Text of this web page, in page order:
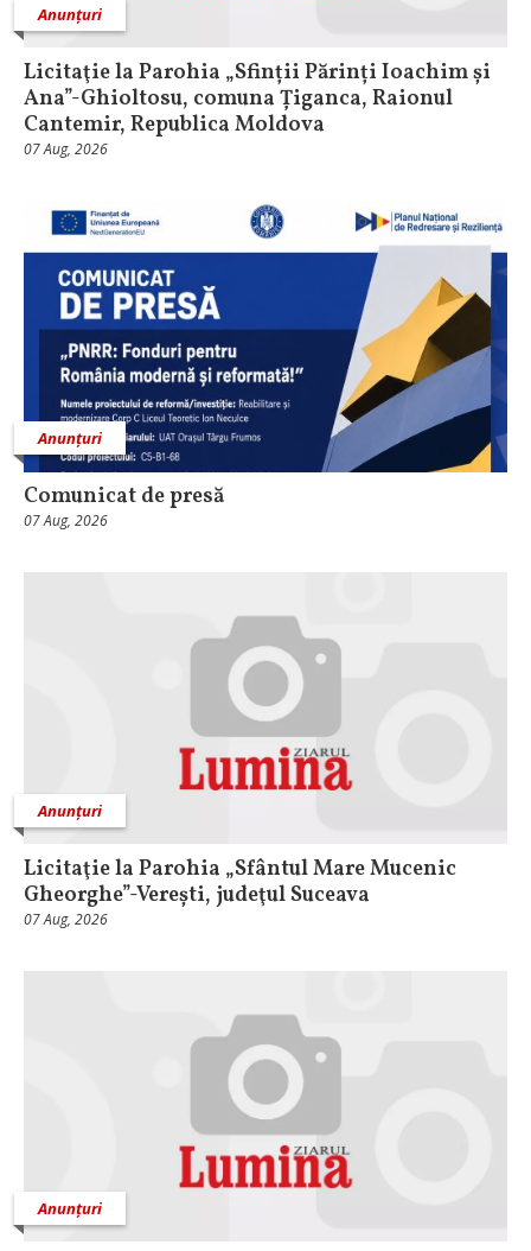
Anunțuri
Licitaţie la Parohia „Sfinții Părinți Ioachim și
Ana”-Ghioltosu, comuna Țiganca, Raionul
Cantemir, Republica Moldova
07 Aug, 2026
Anunțuri
Comunicat de presă
07 Aug, 2026
Anunțuri
Licitaţie la Parohia „Sfântul Mare Mucenic
Gheorghe”-Verești, judeţul Suceava
07 Aug, 2026
Anunțuri